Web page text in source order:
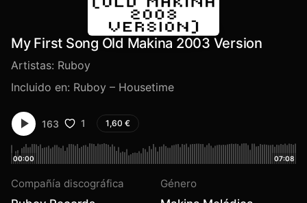
My First Song Old Makina 2003 Version
Artistas: Ruboy
Incluido en: Ruboy – Housetime
163 1 1,60 €
00:00 07:08
Compañía discográfica Género